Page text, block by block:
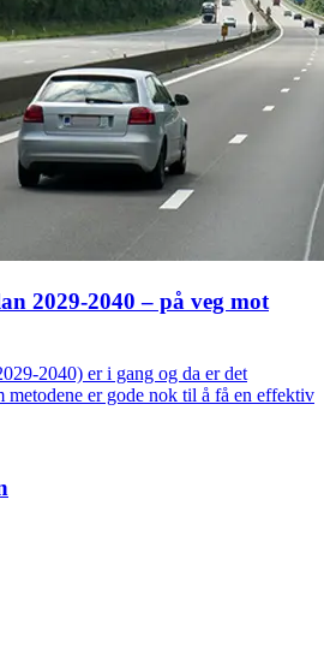
2029-2040 – på veg mot
2040) er i gang og da er det
metodene er gode nok til å få en effektiv